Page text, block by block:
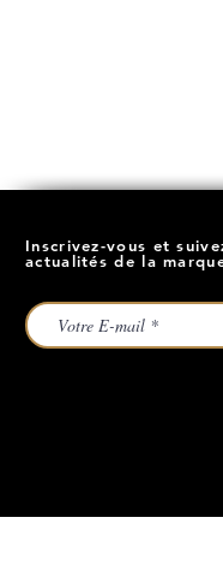
Inscrivez-vous et
actualités de la